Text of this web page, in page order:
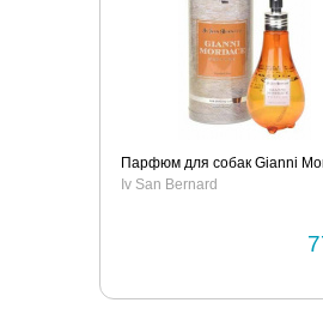
Парфюм для собак Gianni
Iv San Bernard